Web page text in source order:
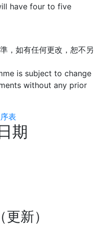
have four to five
，如有任何更改，恕不另
is subject to change
without any prior
表
期
新）